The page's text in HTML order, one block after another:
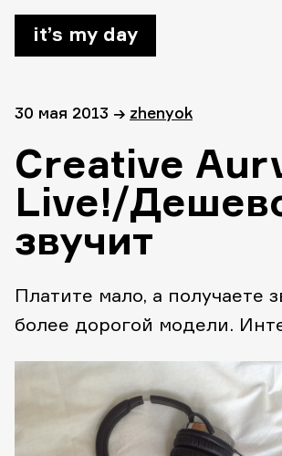
it’s my day
30 мая 2013 → zhenyok
Creative
Live!/
звучит
Платите мало, а получаете
более дорогой модели.